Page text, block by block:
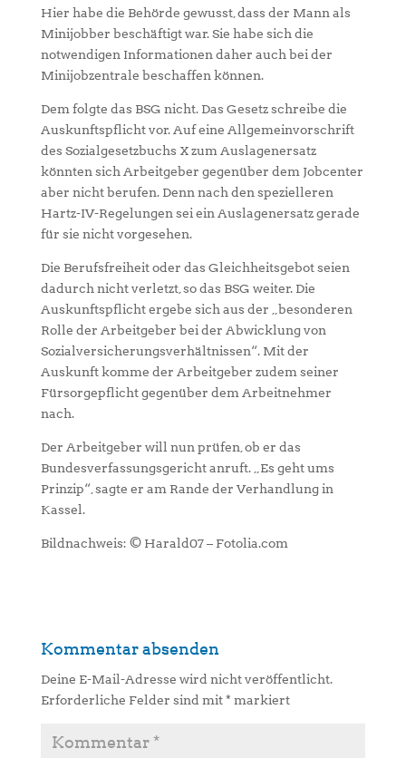
Hier habe die Behörde gewusst, dass der Mann als
Minijobber beschäftigt war. Sie habe sich die
notwendigen Informationen daher auch bei der
Minijobzentrale beschaffen können.
Dem folgte das BSG nicht. Das Gesetz schreibe die
Auskunftspflicht vor. Auf eine Allgemeinvorschrift
des Sozialgesetzbuchs X zum Auslagenersatz
könnten sich Arbeitgeber gegenüber dem Jobcenter
aber nicht berufen. Denn nach den spezielleren
Hartz-IV-Regelungen sei ein Auslagenersatz gerade
für sie nicht vorgesehen.
Die Berufsfreiheit oder das Gleichheitsgebot seien
dadurch nicht verletzt, so das BSG weiter. Die
Auskunftspflicht ergebe sich aus der „besonderen
Rolle der Arbeitgeber bei der Abwicklung von
Sozialversicherungsverhältnissen“. Mit der
Auskunft komme der Arbeitgeber zudem seiner
Fürsorgepflicht gegenüber dem Arbeitnehmer
nach.
Der Arbeitgeber will nun prüfen, ob er das
Bundesverfassungsgericht anruft. „Es geht ums
Prinzip“, sagte er am Rande der Verhandlung in
Kassel.
Bildnachweis: © Harald07 – Fotolia.com
Kommentar absenden
Deine E-Mail-Adresse wird nicht veröffentlicht.
Erforderliche Felder sind mit* markiert